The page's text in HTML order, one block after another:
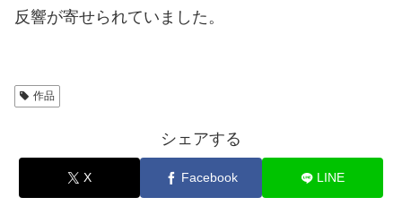
反響が寄せられていました。
作品
シェアする
X Facebook LINE